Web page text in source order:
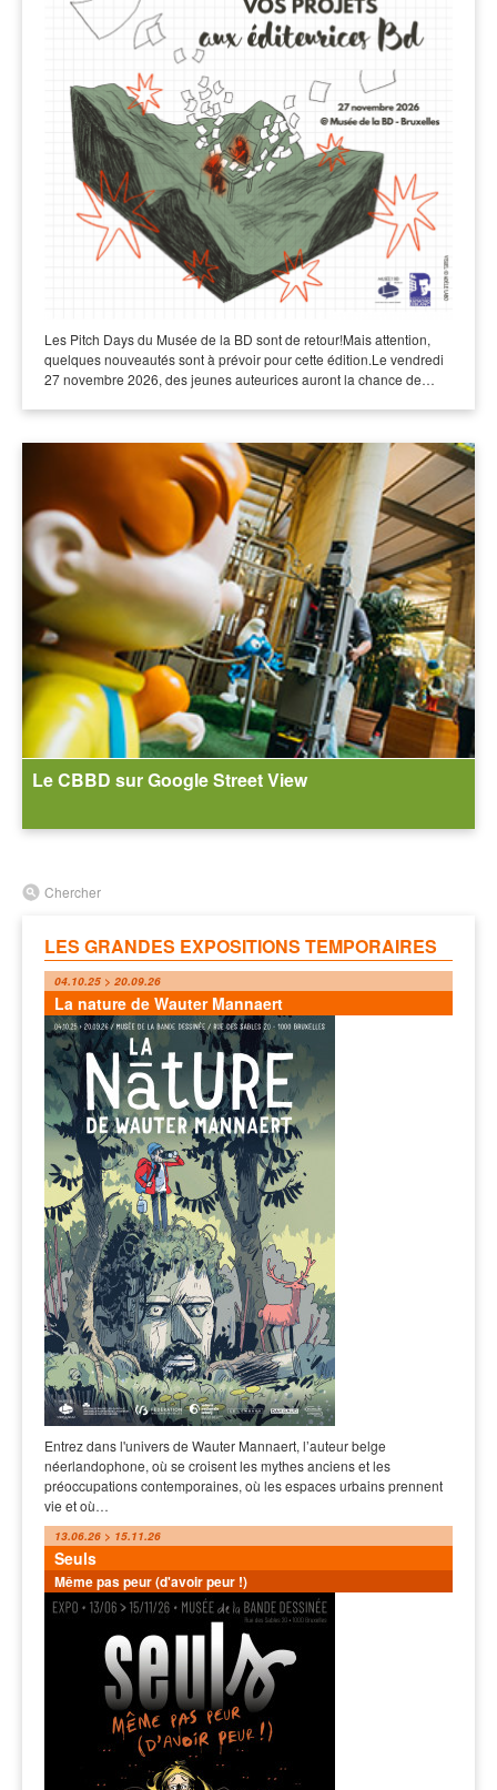
Les Pitch Days du Musée de la BD sont de retour!Mais attention,
quelques nouveautés sont à prévoir pour cette édition.Le vendredi
27 novembre 2026, des jeunes auteurices auront la chance de…
Le CBBD sur Google Street View
Chercher
LES GRANDES EXPOSITIONS TEMPORAIRES
04.10.25 > 20.09.26
La nature de Wauter Mannaert
Entrez dans l'univers de Wauter Mannaert, l’auteur belge
néerlandophone, où se croisent les mythes anciens et les
préoccupations contemporaines, où les espaces urbains prennent
vie et où…
13.06.26 > 15.11.26
Seuls
Même pas peur (d'avoir peur !)